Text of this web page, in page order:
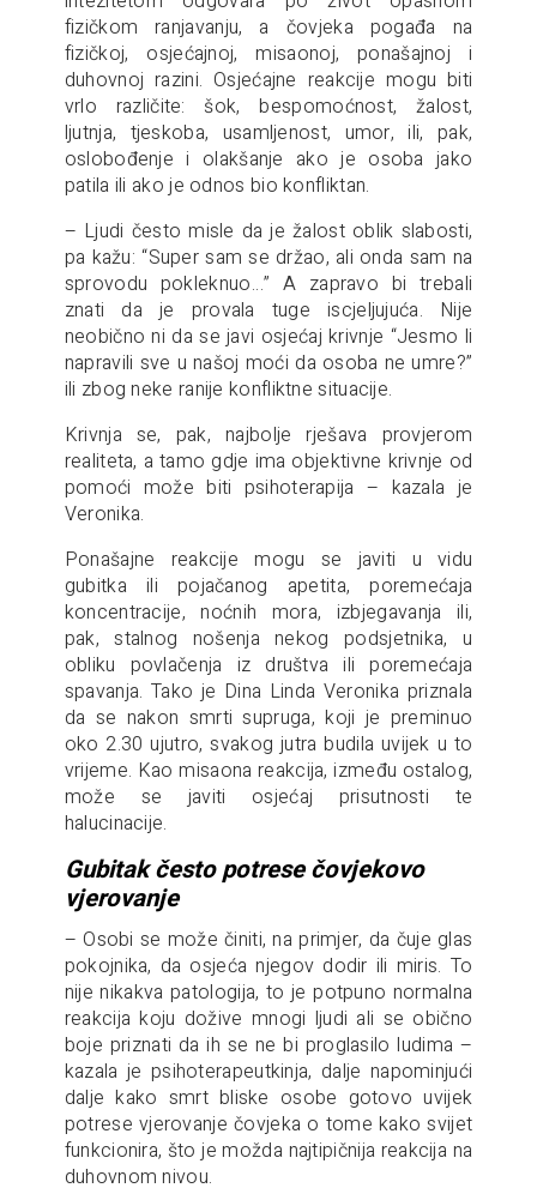
fizičkom ranjavanju, a čovjeka pogađa na
fizičkoj, osjećajnoj, misaonoj, ponašajnoj i
duhovnoj razini. Osjećajne reakcije mogu biti
vrlo različite: šok, bespomoćnost, žalost,
ljutnja, tjeskoba, usamljenost, umor, ili, pak,
oslobođenje i olakšanje ako je osoba jako
patila ili ako je odnos bio konfliktan.
– Ljudi često misle da je žalost oblik slabosti,
pa kažu: “Super sam se držao, ali onda sam na
sprovodu pokleknuo…” A zapravo bi trebali
znati da je provala tuge iscjeljujuća. Nije
neobično ni da se javi osjećaj krivnje “Jesmo li
napravili sve u našoj moći da osoba ne umre?”
ili zbog neke ranije konfliktne situacije.
Krivnja se, pak, najbolje rješava provjerom
realiteta, a tamo gdje ima objektivne krivnje od
pomoći može biti psihoterapija – kazala je
Veronika.
Ponašajne reakcije mogu se javiti u vidu
gubitka ili pojačanog apetita, poremećaja
koncentracije, noćnih mora, izbjegavanja ili,
pak, stalnog nošenja nekog podsjetnika, u
obliku povlačenja iz društva ili poremećaja
spavanja. Tako je Dina Linda Veronika priznala
da se nakon smrti supruga, koji je preminuo
oko 2.30 ujutro, svakog jutra budila uvijek u to
vrijeme. Kao misaona reakcija, između ostalog,
može se javiti osjećaj prisutnosti te
halucinacije.
Gubitak često potrese čovjekovo
vjerovanje
– Osobi se može činiti, na primjer, da čuje glas
pokojnika, da osjeća njegov dodir ili miris. To
nije nikakva patologija, to je potpuno normalna
reakcija koju dožive mnogi ljudi ali se obično
boje priznati da ih se ne bi proglasilo ludima –
kazala je psihoterapeutkinja, dalje napominjući
dalje kako smrt bliske osobe gotovo uvijek
potrese vjerovanje čovjeka o tome kako svijet
funkcionira, što je možda najtipičnija reakcija na
duhovnom nivou.